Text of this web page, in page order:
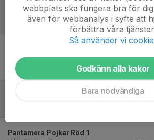
Referat
Inget referat skrivet
Pantamera Pojkar Röd 1
webbplats ska fungera bra för
även för webbanalys i syfte att
förbättra våra
Så använder vi
Godkänn alla kakor
Bara nödvändiga